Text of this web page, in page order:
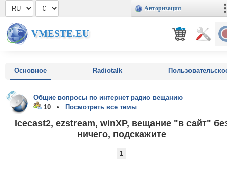
Авторизация
VMESTE.EU
Основное Radiotalk
Общие вопросы по интернет радио вещанию
10 •
Посмотреть все темы
Icecast2, ezstream, winXP, вещание "в сайт"
ничего, подскажите
1